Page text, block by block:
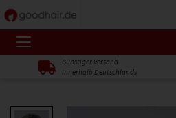
Günstiger Versand
innerhalb Deutschlands